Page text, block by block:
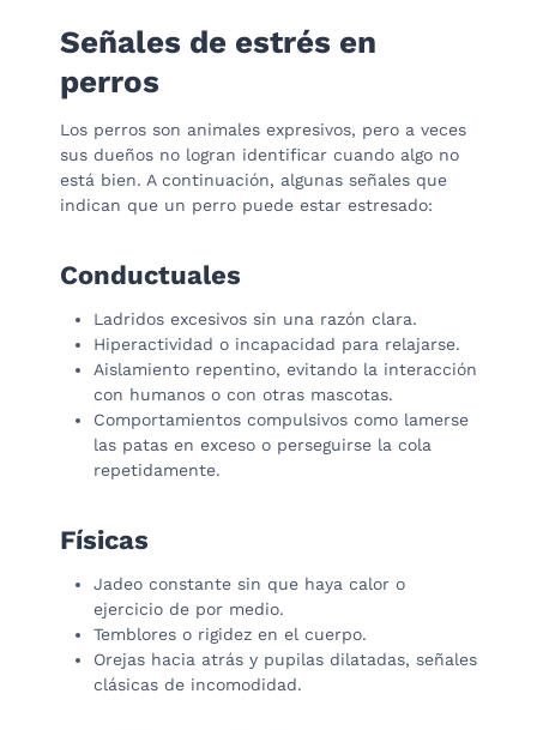
Señales de estrés en
perros
Los perros son animales expresivos, pero a veces
sus dueños no logran identificar cuando algo no
está bien. A continuación, algunas señales que
indican que un perro puede estar estresado:
Conductuales
Ladridos excesivos sin una razón clara.
Hiperactividad o incapacidad para relajarse.
Aislamiento repentino, evitando la interacción
con humanos o con otras mascotas.
Comportamientos compulsivos como lamerse
las patas en exceso o perseguirse la cola
repetidamente.
Físicas
Jadeo constante sin que haya calor o
ejercicio de por medio.
Temblores o rigidez en el cuerpo.
Orejas hacia atrás y pupilas dilatadas, señales
clásicas de incomodidad.